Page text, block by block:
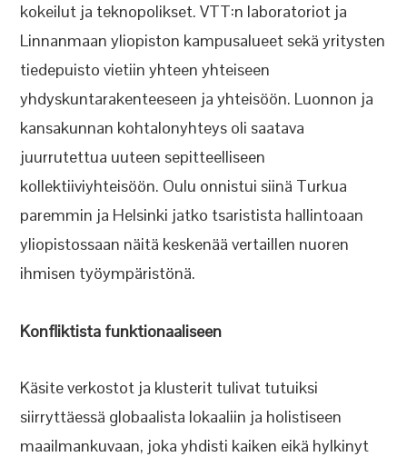
kokeilut ja teknopolikset. VTT:n laboratoriot ja
Linnanmaan yliopiston kampusalueet sekä yritysten
tiedepuisto vietiin yhteen yhteiseen
yhdyskuntarakenteeseen ja yhteisöön. Luonnon ja
kansakunnan kohtalonyhteys oli saatava
juurrutettua uuteen sepitteelliseen
kollektiiviyhteisöön. Oulu onnistui siinä Turkua
paremmin ja Helsinki jatko tsaristista hallintoaan
yliopistossaan näitä keskenää vertaillen nuoren
ihmisen työympäristönä.
Konfliktista funktionaaliseen
Käsite verkostot ja klusterit tulivat tutuiksi
siirryttäessä globaalista lokaaliin ja holistiseen
maailmankuvaan, joka yhdisti kaiken eikä hylkinyt